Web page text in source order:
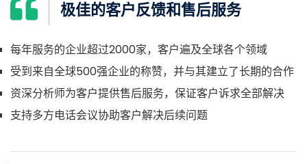
极佳的客户反馈和售后服务
每年服务的企业超过2000家，客户遍及全球各个领域
受到来自全球500强企业的称赞，并与其建立了长期的合作
资深分析师为客户提供售后服务，保证客户诉求全部解决
支持多方电话会议协助客户解决后续问题